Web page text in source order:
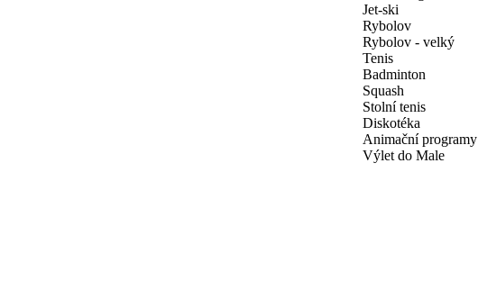
Jet-ski
Rybolov
Rybolov - velký
Tenis
Badminton
Squash
Stolní tenis
Diskotéka
Animační programy
Výlet do Male